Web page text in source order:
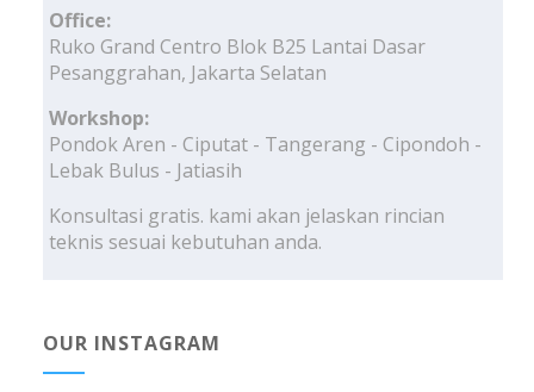
Office:
Ruko Grand Centro Blok B25 Lantai Dasar
Pesanggrahan, Jakarta Selatan
Workshop:
Pondok Aren - Ciputat - Tangerang - Cipondoh -
Lebak Bulus - Jatiasih
Konsultasi gratis. kami akan jelaskan rincian
teknis sesuai kebutuhan anda.
OUR INSTAGRAM